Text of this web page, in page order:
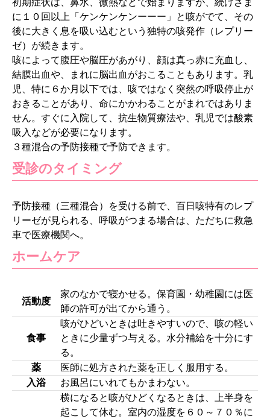
に１０回以上「ケンケンケンーーー」と咳がでて、その
後に大きく息を吸い込むという独特の咳発作（レプリー
ゼ）が続きます。
咳によって腹圧や脳圧があがり、顔は真っ赤に充血し、
結膜出血や、まれに脳出血がおこることもあります。乳
児、特に６か月以下では、咳ではなく突然の呼吸停止が
おきることがあり、命にかかわることがまれではありま
せん。すぐに入院して、抗生物質療法や、乳児では酸素
吸入などが必要になります。
３種混合の予防接種で予防できます。
受診のタイミング
予防接種（三種混合）を受ける前で、百日咳特有のレプ
リーゼが見られる、呼吸がつまる場合は、ただちに救急
車で医療機関へ。
ホームケア
活動度
家のなかで寝かせる。保育園・幼稚園には医
師の許可が出てから通う。
食事
咳がひどいときは吐きやすいので、咳の軽い
ときに少量ずつ与える。水分補給を十分にす
る。
薬
医師に処方された薬を正しく服用する。
入浴
お風呂にいれてもかまわない。
横になると咳がひどくなるときは、上半身を
起こして休む。室内の湿度を６０～７０％に